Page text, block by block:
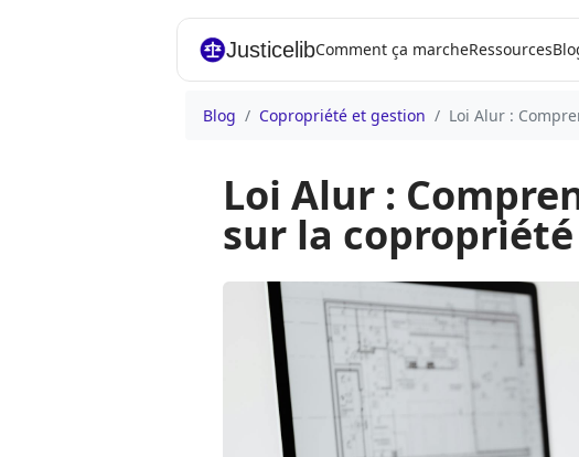
JusticelibComment ça marcheRessources
Blog Copropriété et gestion Loi Alur :
Loi Alur :
sur la copropriété